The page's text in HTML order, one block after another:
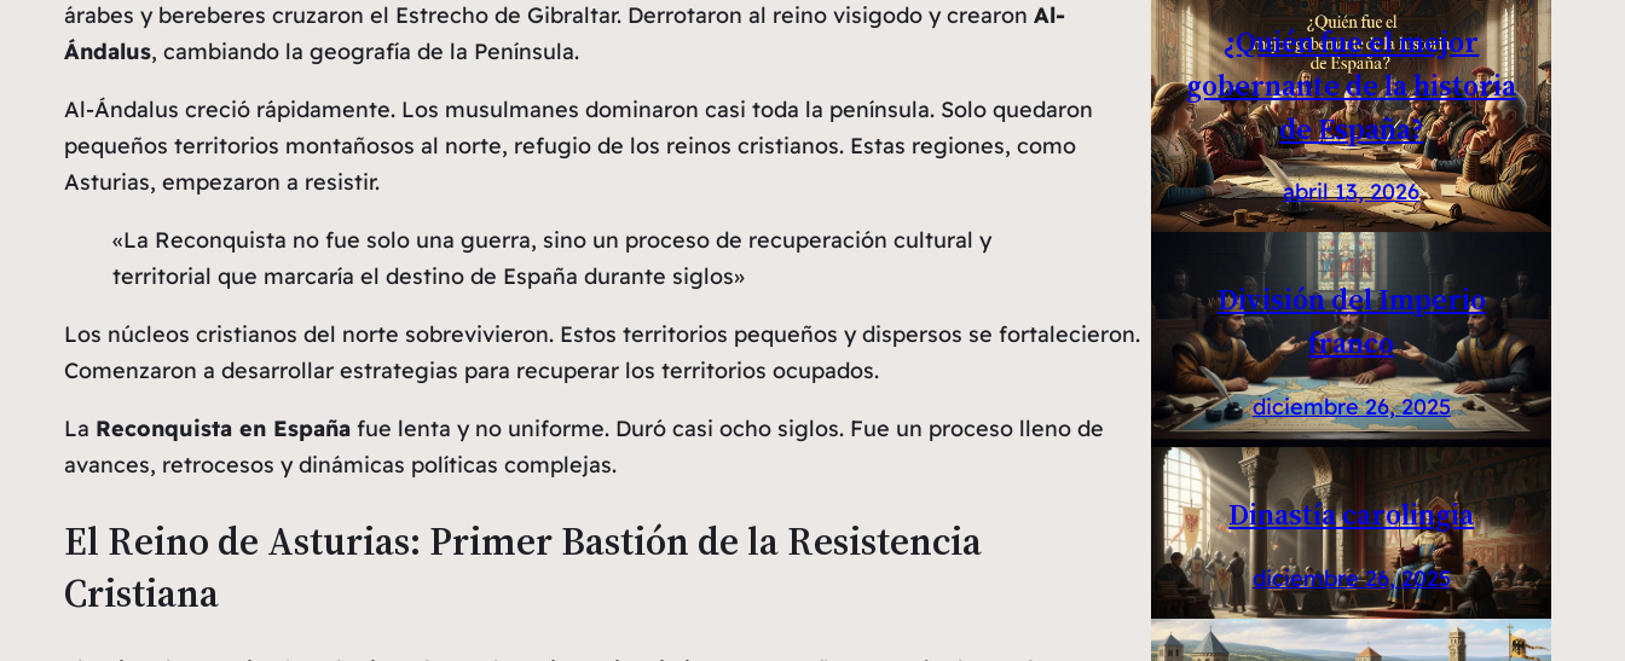
árabes y bereberes cruzaron el Estrecho de Gibraltar. Derrotaron al reino visigodo y crearon Al-
Ándalus, cambiando la geografía de la Península.
Al-Ándalus creció rápidamente. Los musulmanes dominaron casi toda la península. Solo quedaron
pequeños territorios montañosos al norte, refugio de los reinos cristianos. Estas regiones, como
Asturias, empezaron a resistir.
«La Reconquista no fue solo una guerra, sino un proceso de recuperación cultural y
territorial que marcaría el destino de España durante siglos»
Los núcleos cristianos del norte sobrevivieron. Estos territorios pequeños y dispersos se fortalecieron.
Comenzaron a desarrollar estrategias para recuperar los territorios ocupados.
La Reconquista en Españafue lenta y no uniforme. Duró casi ocho siglos. Fue un proceso lleno de
avances, retrocesos y dinámicas políticas complejas.
El Reino de Asturias: Primer Bastión de la Resistencia
Cristiana
¿Quién fue el mejor
gobernante de la historia
de España?
abril 13, 2026
División del Imperio
franco
diciembre 26, 2025
Dinastía carolingia
diciembre 26, 2025